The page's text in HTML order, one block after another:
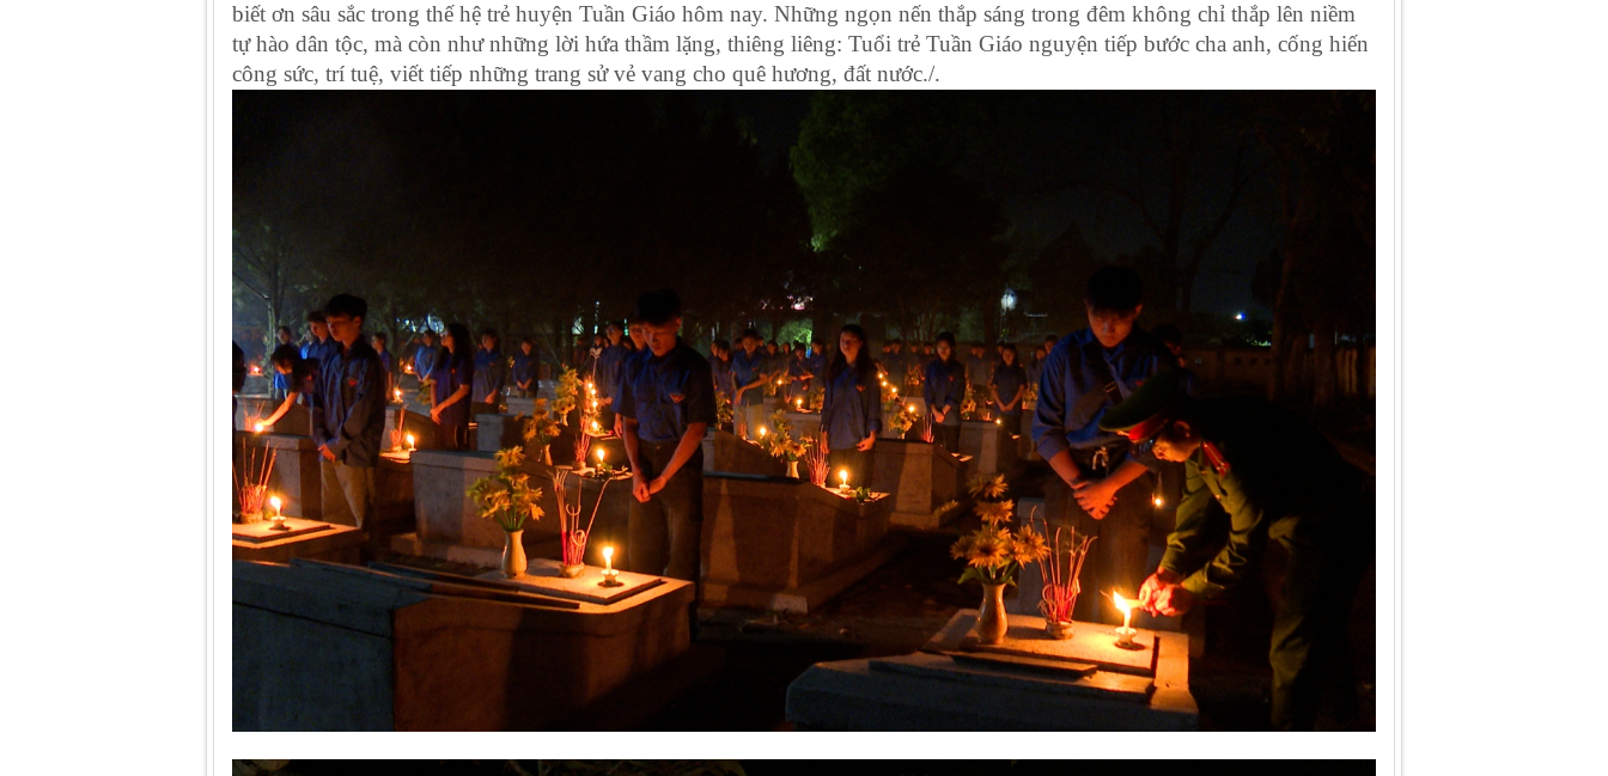
biết ơn sâu sắc trong thế hệ trẻ huyện Tuần Giáo hôm nay. Những ngọn nến thắp sáng trong đêm không chỉ thắp lên niềm
tự hào dân tộc, mà còn như những lời hứa thầm lặng, thiêng liêng: Tuổi trẻ Tuần Giáo nguyện tiếp bước cha anh, cống hiến
công sức, trí tuệ, viết tiếp những trang sử vẻ vang cho quê hương, đất nước./.